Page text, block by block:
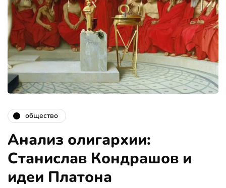
общество
Анализ олигархии:
Станислав Кондрашов и
идеи Платона